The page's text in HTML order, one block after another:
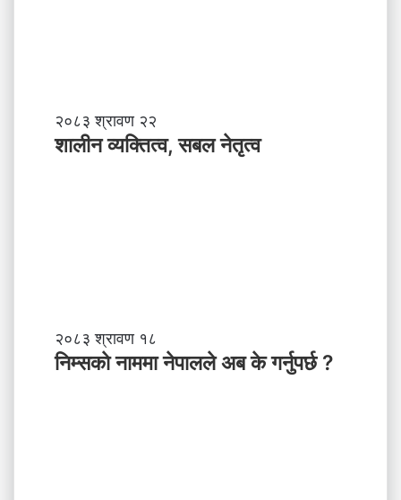
शा
ली
न
तृ
त्व
२०८३ श्रावण २२
शालीन व्यक्तित्व, सबल नेतृत्व
नि
म्स
२०८३ श्रावण १८
निम्सकाे नाममा नेपालले अब के गर्नुपर्छ ?